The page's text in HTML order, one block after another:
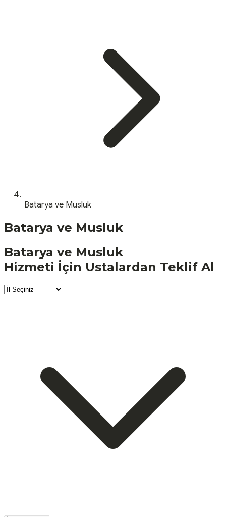
Batarya ve Musluk
Batarya ve Musluk
Batarya ve Musluk
Hizmeti İçin Ustalardan Teklif Al